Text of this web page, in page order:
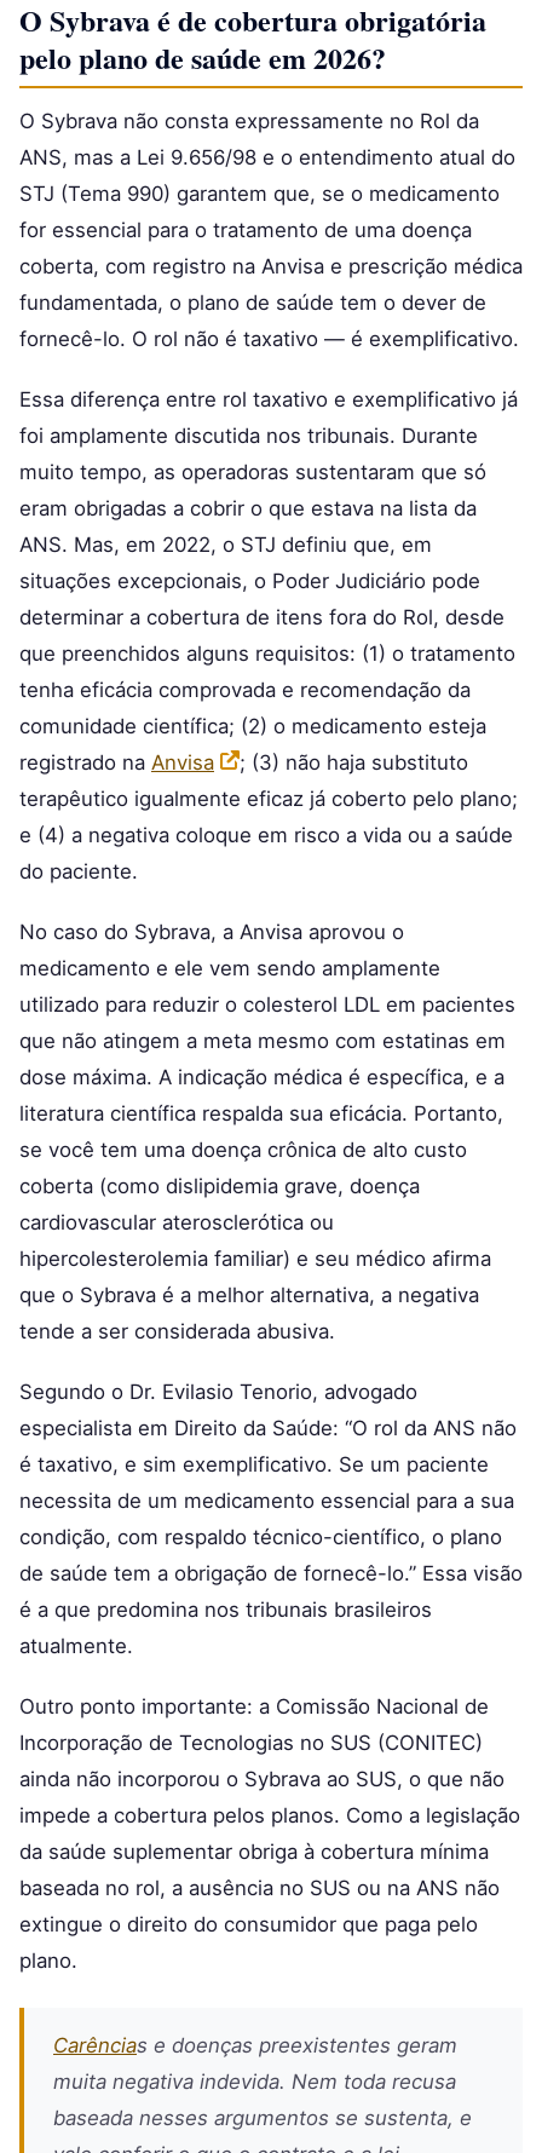
O Sybrava é de cobertura obrigatória
pelo plano de saúde em 2026?
O Sybrava não consta expressamente no Rol da
ANS, mas a Lei 9.656/98 e o entendimento atual do
STJ (Tema 990) garantem que, se o medicamento
for essencial para o tratamento de uma doença
coberta, com registro na Anvisa e prescrição médica
fundamentada, o plano de saúde tem o dever de
fornecê-lo. O rol não é taxativo — é exemplificativo.
Essa diferença entre rol taxativo e exemplificativo já
foi amplamente discutida nos tribunais. Durante
muito tempo, as operadoras sustentaram que só
eram obrigadas a cobrir o que estava na lista da
ANS. Mas, em 2022, o STJ definiu que, em
situações excepcionais, o Poder Judiciário pode
determinar a cobertura de itens fora do Rol, desde
que preenchidos alguns requisitos: (1) o tratamento
tenha eficácia comprovada e recomendação da
comunidade científica; (2) o medicamento esteja
registrado na Anvisa
; (3) não haja substituto
terapêutico igualmente eficaz já coberto pelo plano;
e (4) a negativa coloque em risco a vida ou a saúde
do paciente.
No caso do Sybrava, a Anvisa aprovou o
medicamento e ele vem sendo amplamente
utilizado para reduzir o colesterol LDL em pacientes
que não atingem a meta mesmo com estatinas em
dose máxima. A indicação médica é específica, e a
literatura científica respalda sua eficácia. Portanto,
se você tem uma doença crônica de alto custo
coberta (como dislipidemia grave, doença
cardiovascular aterosclerótica ou
hipercolesterolemia familiar) e seu médico afirma
que o Sybrava é a melhor alternativa, a negativa
tende a ser considerada abusiva.
Segundo o Dr. Evilasio Tenorio, advogado
especialista em Direito da Saúde: “O rol da ANS não
é taxativo, e sim exemplificativo. Se um paciente
necessita de um medicamento essencial para a sua
condição, com respaldo técnico-científico, o plano
de saúde tem a obrigação de fornecê-lo.” Essa visão
é a que predomina nos tribunais brasileiros
atualmente.
Outro ponto importante: a Comissão Nacional de
Incorporação de Tecnologias no SUS (CONITEC)
ainda não incorporou o Sybrava ao SUS, o que não
impede a cobertura pelos planos. Como a legislação
da saúde suplementar obriga à cobertura mínima
baseada no rol, a ausência no SUS ou na ANS não
extingue o direito do consumidor que paga pelo
plano.
Carências e doenças preexistentes geram
muita negativa indevida. Nem toda recusa
baseada nesses argumentos se sustenta, e